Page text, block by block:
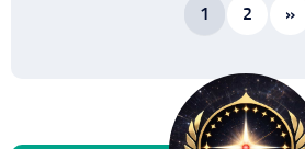
1 2 »